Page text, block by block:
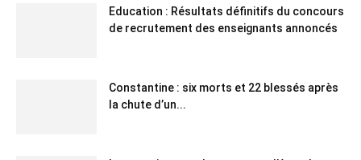
Education : Résultats définitifs du concours
de recrutement des enseignants annoncés
Constantine : six morts et 22 blessés après
la chute d’un...